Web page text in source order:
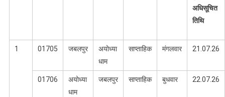
अधिसूचित
तिथि
1 01705 जबलपुर
अयोध्या
धाम
साप्ताहिक मंगलवार 21.07.26
01706
अयोध्या
धाम
जबलपुर साप्ताहिक बुधवार 22.07.26